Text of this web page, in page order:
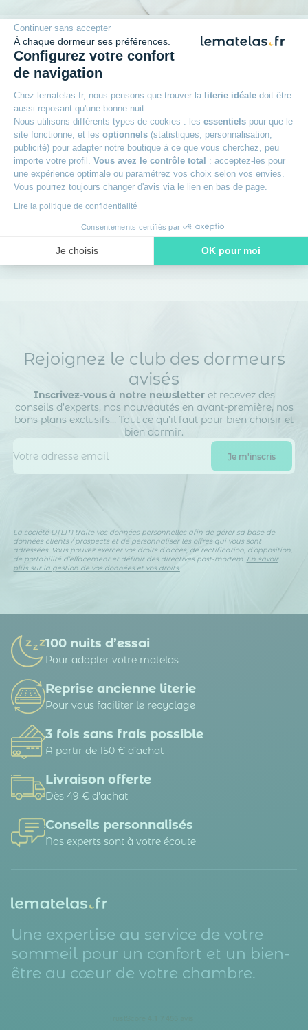
Continuer sans accepter
À chaque dormeur ses préférences.
Configurez votre confort
de navigation
Chez lematelas.fr, nous pensons que trouver la literie idéale doit être
aussi reposant qu'une bonne nuit.
Nous utilisons différents types de cookies : les essentiels pour que le
site fonctionne, et les optionnels (statistiques, personnalisation,
publicité) pour adapter notre boutique à ce que vous cherchez, peu
importe votre profil. Vous avez le contrôle total : acceptez-les pour
une expérience optimale ou paramétrez vos choix selon vos envies.
Vous pourrez toujours changer d'avis via le lien en bas de page.
Lire la politique de confidentialité
Consentements certifiés par
Je choisis OK pour moi
Plus qu'une promesse
+
30 jours pour changer d'avis +
Livraison offerte dès 49€ +
Livraison à domicile ou en point relais
Des experts à votre écoute
Rejoignez le club des dormeurs
avisés
Inscrivez-vous à notre newsletteret recevez des
conseils d’experts, nos nouveautés en avant-première, nos
bons plans exclusifs… Tout ce qu’il faut pour bien choisir et
bien dormir.
La société DTLM traite vos données personnelles afin de gérer sa base de
données clients / prospects et de personnaliser les offres qui vous sont
adressées. Vous pouvez exercer vos droits d’accès, de rectification, d’opposition,
de portabilité d’effacement et définir des directives post-mortem. En savoir
plus sur la gestion de vos données et vos droits.
100 nuits d’essai
Pour adopter votre matelas
Reprise ancienne literie
Pour vous faciliter le recyclage
3 fois sans frais possible
A partir de 150 € d’achat
Livraison offerte
Dès 49 € d'achat
Conseils personnalisés
Nos experts sont à votre écoute
Une expertise au service de votre
sommeil pour un confort et un bien-
être au cœur de votre chambre.